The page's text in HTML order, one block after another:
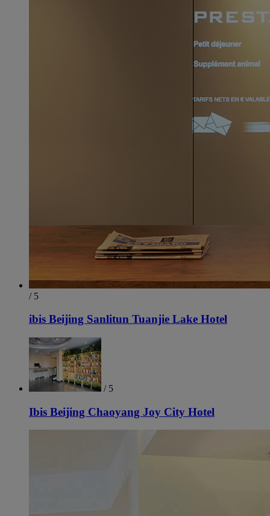
/ 5
ibis Beijing Sanlitun Tuanjie Lake Hotel
/ 5
Ibis Beijing Chaoyang Joy City Hotel